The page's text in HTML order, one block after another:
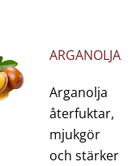
ARGANOLJA
Arganolja
återfuktar,
mjukgör
och stärker